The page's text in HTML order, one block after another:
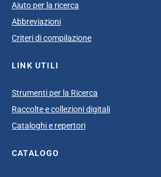
Aiuto per la ricerca
Abbreviazioni
Criteri di compilazione
LINK UTILI
Strumenti per la Ricerca
Raccolte e collezioni digitali
Cataloghi e repertori
CATALOGO